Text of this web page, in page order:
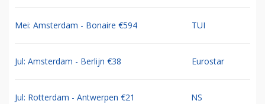
Mei: Amsterdam - Bonaire €594 TUI
Jul: Amsterdam - Berlijn €38 Eurostar
Jul: Rotterdam - Antwerpen €21 NS